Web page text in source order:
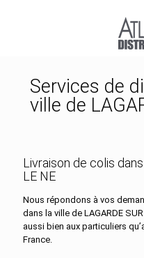
Services de
ville de
Livraison de colis
LE NE
Nous répondons à vos
dans la ville de LAGARDE
aussi bien aux particuliers
France.